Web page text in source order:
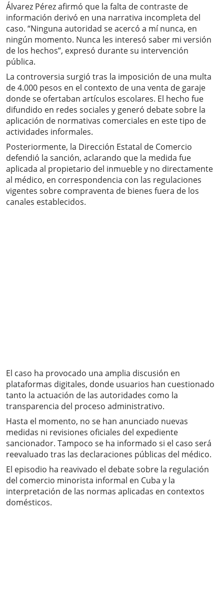
Álvarez Pérez afirmó que la falta de contraste de
información derivó en una narrativa incompleta del
caso. “Ninguna autoridad se acercó a mí nunca, en
ningún momento. Nunca les interesó saber mi versión
de los hechos”, expresó durante su intervención
pública.
La controversia surgió tras la imposición de una multa
de 4.000 pesos en el contexto de una venta de garaje
donde se ofertaban artículos escolares. El hecho fue
difundido en redes sociales y generó debate sobre la
aplicación de normativas comerciales en este tipo de
actividades informales.
Posteriormente, la Dirección Estatal de Comercio
defendió la sanción, aclarando que la medida fue
aplicada al propietario del inmueble y no directamente
al médico, en correspondencia con las regulaciones
vigentes sobre compraventa de bienes fuera de los
canales establecidos.
El caso ha provocado una amplia discusión en
plataformas digitales, donde usuarios han cuestionado
tanto la actuación de las autoridades como la
transparencia del proceso administrativo.
Hasta el momento, no se han anunciado nuevas
medidas ni revisiones oficiales del expediente
sancionador. Tampoco se ha informado si el caso será
reevaluado tras las declaraciones públicas del médico.
El episodio ha reavivado el debate sobre la regulación
del comercio minorista informal en Cuba y la
interpretación de las normas aplicadas en contextos
domésticos.